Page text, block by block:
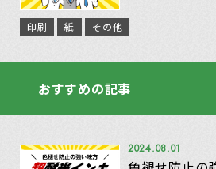
印刷 紙 その他
おすすめの記事
2024.08.01